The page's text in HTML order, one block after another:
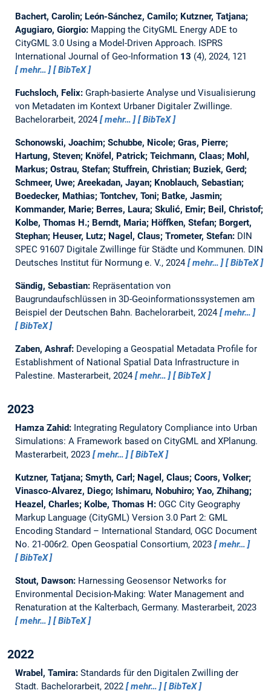
Bachert, Carolin; León-Sánchez, Camilo; Kutzner, Tatjana;
Agugiaro, Giorgio: Mapping the CityGML Energy ADE to
CityGML 3.0 Using a Model-Driven Approach. ISPRS
International Journal of Geo-Information 13 (4), 2024, 121
mehr…
BibTeX
Fuchsloch, Felix: Graph-basierte Analyse und Visualisierung
von Metadaten im Kontext Urbaner Digitaler Zwillinge.
Bachelorarbeit, 2024 mehr… BibTeX
Schonowski, Joachim; Schubbe, Nicole; Gras, Pierre;
Hartung, Steven; Knöfel, Patrick; Teichmann, Claas; Mohl,
Markus; Ostrau, Stefan; Stuffrein, Christian; Buziek, Gerd;
Schmeer, Uwe; Areekadan, Jayan; Knoblauch, Sebastian;
Boedecker, Mathias; Tontchev, Toni; Batke, Jasmin;
Kommander, Marie; Berres, Laura; Skulić, Emir; Beil, Christof;
Kolbe, Thomas H.; Berndt, Maria; Höffken, Stefan; Borgert,
Stephan; Heuser, Lutz; Nagel, Claus; Trometer, Stefan: DIN
SPEC 91607 Digitale Zwillinge für Städte und Kommunen. DIN
Deutsches Institut für Normung e. V., 2024
mehr… BibTeX
Sändig, Sebastian: Repräsentation von
Baugrundaufschlüssen in 3D-Geoinformationssystemen am
Beispiel der Deutschen Bahn. Bachelorarbeit, 2024
mehr…
BibTeX
Zaben, Ashraf: Developing a Geospatial Metadata Profile for
Establishment of National Spatial Data Infrastructure in
Palestine. Masterarbeit, 2024 mehr… BibTeX
2023
Hamza Zahid: Integrating Regulatory Compliance into Urban
Simulations: A Framework based on CityGML and XPlanung.
Masterarbeit, 2023 mehr… BibTeX
Kutzner, Tatjana; Smyth, Carl; Nagel, Claus; Coors, Volker;
Vinasco-Alvarez, Diego; Ishimaru, Nobuhiro; Yao, Zhihang;
Heazel, Charles; Kolbe, Thomas H: OGC City Geography
Markup Language (CityGML) Version 3.0 Part 2: GML
Encoding Standard – International Standard, OGC Document
No. 21-006r2. Open Geospatial Consortium, 2023
mehr…
BibTeX
Stout, Dawson: Harnessing Geosensor Networks for
Environmental Decision-Making: Water Management and
Renaturation at the Kalterbach, Germany. Masterarbeit, 2023
mehr…
BibTeX
2022
Wrabel, Tamira: Standards für den Digitalen Zwilling der
Stadt. Bachelorarbeit, 2022 mehr… BibTeX